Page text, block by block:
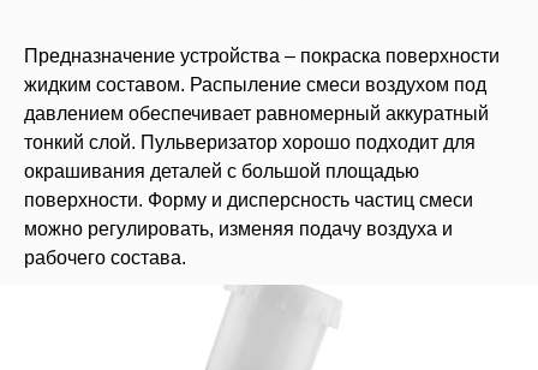
Предназначение устройства – покраска поверхности
жидким составом. Распыление смеси воздухом под
давлением обеспечивает равномерный аккуратный
тонкий слой. Пульверизатор хорошо подходит для
окрашивания деталей с большой площадью
поверхности. Форму и дисперсность частиц смеси
можно регулировать, изменяя подачу воздуха и
рабочего состава.